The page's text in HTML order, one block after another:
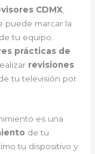
CDMX
puede marcar la
tu equipo.
prácticas de
revisiones
tu televisión por
es una
de tu
tu dispositivo y